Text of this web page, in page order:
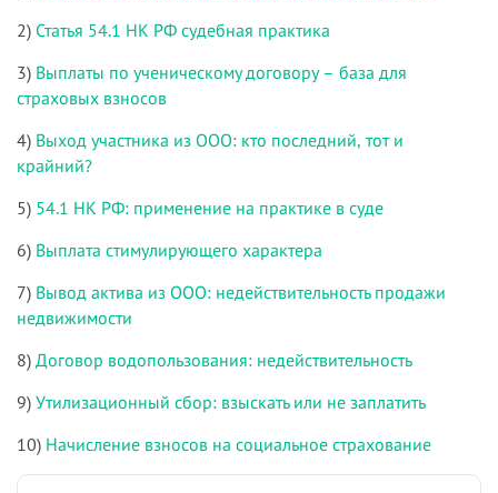
2) Статья 54.1 НК РФ судебная практика
3) Выплаты по ученическому договору – база для
страховых взносов
4) Выход участника из ООО: кто последний, тот и
крайний?
5) 54.1 НК РФ: применение на практике в суде
6) Выплата стимулирующего характера
7) Вывод актива из ООО: недействительность продажи
недвижимости
8) Договор водопользования: недействительность
9) Утилизационный сбор: взыскать или не заплатить
10) Начисление взносов на социальное страхование